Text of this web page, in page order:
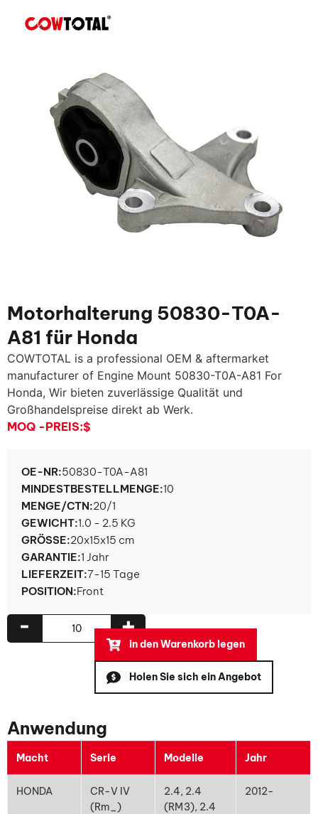
Motorhalterung 50830-T0A-
A81 für Honda
COWTOTAL is a professional OEM & aftermarket
manufacturer of Engine Mount 50830-T0A-A81 For
Honda, Wir bieten zuverlässige Qualität und
Großhandelspreise direkt ab Werk.
MOQ -PREIS:$
OE-NR:50830-T0A-A81
MINDESTBESTELLMENGE:10
MENGE/CTN:20/1
GEWICHT:1.0 - 2.5 KG
GRÖSSE: 20x15x15 cm
GARANTIE:1 Jahr
LIEFERZEIT:7-15 Tage
POSITION:Front
+
-
in den Warenkorb legen
Holen Sie sich ein Angebot
Anwendung
Macht Serie Modelle Jahr
HONDA
CR-V IV
(Rm_)
2.4, 2.4
(RM3), 2.4
2012-